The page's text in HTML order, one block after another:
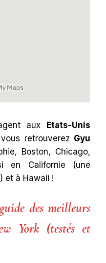
aux
Etats-Unis
retrouverez Gyu
Boston, Chicago,
en Californie (une
et à Hawaii !
des meilleurs
York (testés et